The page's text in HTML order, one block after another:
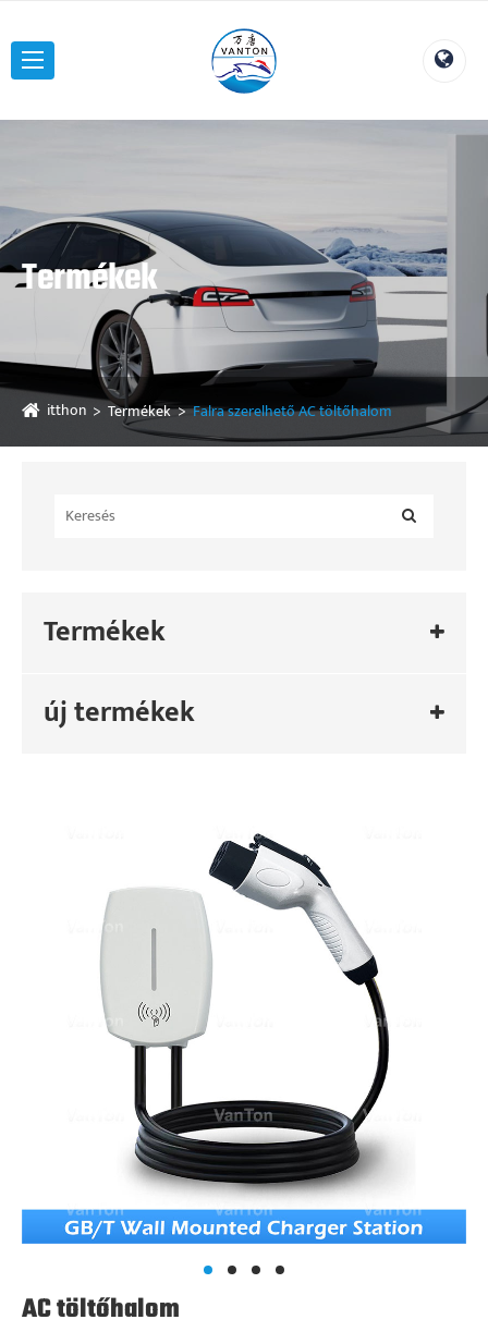
Termékek
itthon Termékek Falra szerelhető AC töltőhalom
Termékek
új termékek
AC töltőhalom